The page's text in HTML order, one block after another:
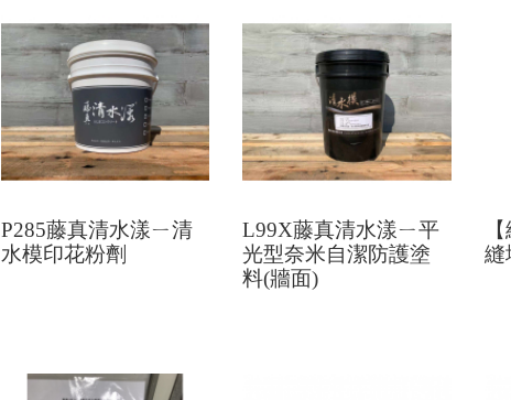
P285藤真清水漾ㄧ清
水模印花粉劑
L99X藤真清水漾ㄧ平
光型奈米自潔防護塗
料(牆面)
縫